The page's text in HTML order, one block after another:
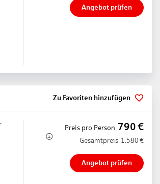
Angebot prüfen
Zu Favoriten hinzufügen
Preis pro Person 790€
Gesamtpreis 1.580 €
Angebot prüfen